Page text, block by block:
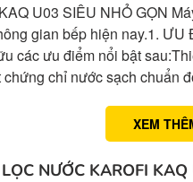
U03 SIÊU NHỎ GỌN
gian bếp hiện nay.1.
các ưu điểm nổi bật
chỉ nước sạch chuẩn
XEM
NƯỚC KAROFI KAQ